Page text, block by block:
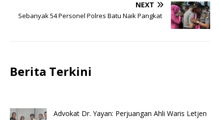
NEXT
Sebanyak 54 Personel Polres Batu Naik Pangkat
Berita Terkini
Advokat Dr. Yayan: Perjuangan Ahli Waris Letjen